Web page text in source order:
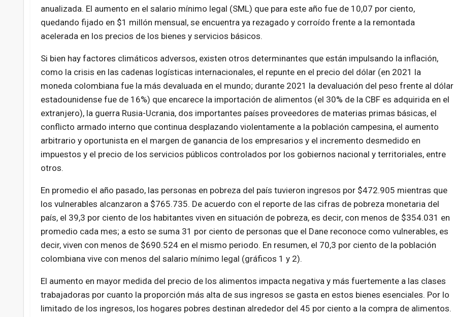
anualizada. El aumento en el salario mínimo legal (SML) que para este año fue de 10,07 por ciento,
quedando fijado en $1 millón mensual, se encuentra ya rezagado y corroído frente a la remontada
acelerada en los precios de los bienes y servicios básicos.
Si bien hay factores climáticos adversos, existen otros determinantes que están impulsando la inflación,
como la crisis en las cadenas logísticas internacionales, el repunte en el precio del dólar (en 2021 la
moneda colombiana fue la más devaluada en el mundo; durante 2021 la devaluación del peso frente al dólar
estadounidense fue de 16%) que encarece la importación de alimentos (el 30% de la CBF es adquirida en el
extranjero), la guerra Rusia-Ucrania, dos importantes países proveedores de materias primas básicas, el
conflicto armado interno que continua desplazando violentamente a la población campesina, el aumento
arbitrario y oportunista en el margen de ganancia de los empresarios y el incremento desmedido en
impuestos y el precio de los servicios públicos controlados por los gobiernos nacional y territoriales, entre
otros.
En promedio el año pasado, las personas en pobreza del país tuvieron ingresos por $472.905 mientras que
los vulnerables alcanzaron a $765.735. De acuerdo con el reporte de las cifras de pobreza monetaria del
país, el 39,3 por ciento de los habitantes viven en situación de pobreza, es decir, con menos de $354.031 en
promedio cada mes; a esto se suma 31 por ciento de personas que el Dane reconoce como vulnerables, es
decir, viven con menos de $690.524 en el mismo periodo. En resumen, el 70,3 por ciento de la población
colombiana vive con menos del salario mínimo legal (gráficos 1 y 2).
El aumento en mayor medida del precio de los alimentos impacta negativa y más fuertemente a las clases
trabajadoras por cuanto la proporción más alta de sus ingresos se gasta en estos bienes esenciales. Por lo
limitado de los ingresos, los hogares pobres destinan alrededor del 45 por ciento a la compra de alimentos.